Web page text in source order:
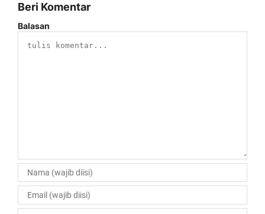
Beri Komentar
Balasan